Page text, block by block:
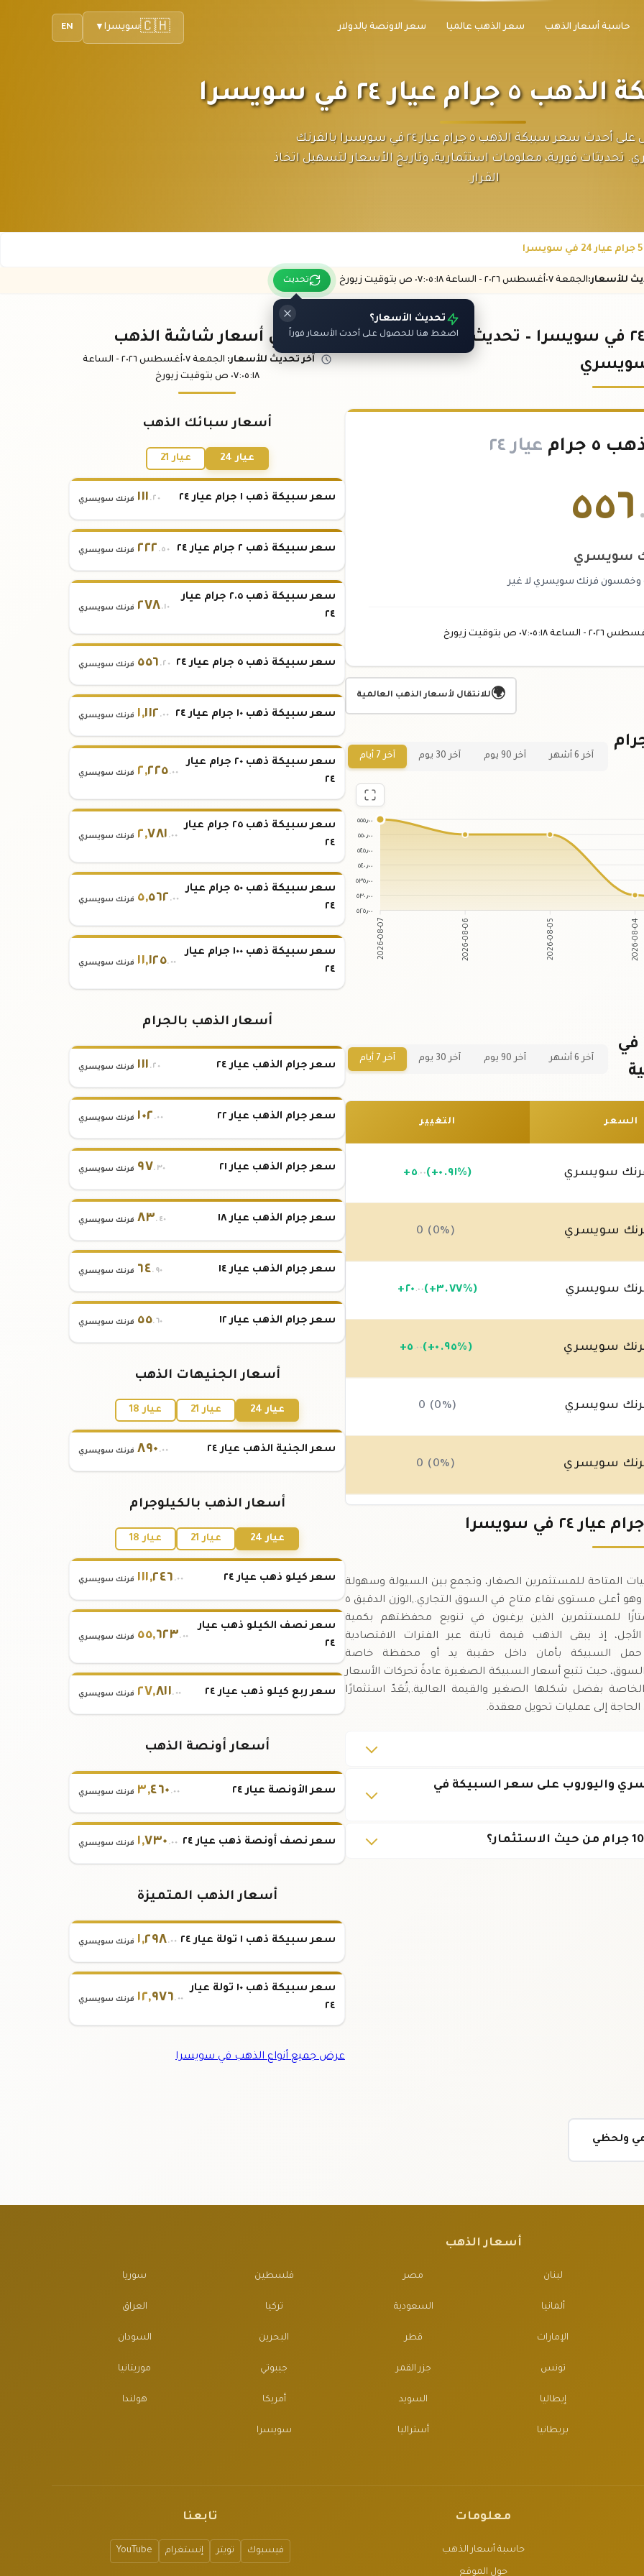
حاسبة أسعار الذهب سعر الذهب عالميا سعر الاونصة بالدولار EN 🇨🇭سويسرا ▼
عيار ٢٤ في سويسرا
احصل على أحدث سعر سبيكة الذهب ٥ جرام عيار ٢٤ في سويسرا بالفرنك
تحديثات فورية، معلومات استثمارية، وتاريخ الأسعار لتسهيل اتخاذ
القرار.
للأسعار:الجمعة ٠٧ أغسطس ٢٠٢٦ - الساعة :١٨ ص بتوقيت زيورخ تحديث
تحديث الأسعار؟
اضغط هنا للحصول على أحدث الأسعار فوراً
سعر سبيكة الذهب ٥ جرام عيار ٢٤ في سويسرا – تحديث فوري بالفرنك
جرام عيار ٢٤
٥٥٦
سويسري
فرنك سويسري لا غير
٢٠٢٦ - الساعة ٠٧:٠٥:١٨ ص بتوقيت زيورخ
🌍للانتقال لأسعار الذهب العالمية
لسعر سبيكة الذهب 5 جرام
آخر 6 أشهر آخر 90 يوم آخر 30 يوم آخر 7 أيام
٥٥٥٫٠٠
٥٥٠٫٠٠
٥٤٥٫٠٠
٥٤٠٫٠٠
٥٣٥٫٠٠
٥٣٠٫٠٠
٥٢٥٫٠٠
2026-08-07 2026-08-06 2026-08-05 2026-08-04
سعر سبيكة الذهب 5 جرام عيار 24 في
آخر 6 أشهر آخر 90 يوم آخر 30 يوم آخر 7 أيام
السعر التغيير
سويسري +٥ .٠٠ (+٠.٩١%)
سويسري 0 (0%)
سويسري +٢٠ .٠٠ (+٣.٧٧%)
سويسري +٥ .٠٠ (+٠.٩٥%)
سويسري 0 (0%)
سويسري 0 (0%)
سويسري
من أصغر الكميات المتاحة للمستثمرين الصغار، وتجمع بين السيولة وسهولة
التخزين.,العيار ٢٤ يعني نقاء ٩٩.٩٪ من الذهب الخالص، وهو أعلى مستوى نقاء متاح في السوق التجاري.,الوزن الدقيق ٥
خيارًا ممتازًا للمستثمرين الذين يرغبون في تنويع محفظتهم بكمية
إذ يبقى الذهب قيمة ثابتة عبر الفترات الاقتصادية
حمل السبيكة بأمان داخل حقيبة يد أو محفظة خاصة
حيث تتبع أسعار السبيكة الصغيرة عادةً تحركات الأسعار
الخاصة بفضل شكلها الصغير والقيمة العالية.,تُعَدّ استثمارًا
الحاجة إلى عمليات تحويل معقدة.
واليوروب على سعر السبيكة في
باقي أسعار شاشة الذهب
آخر تحديث للأسعار: الجمعة ٠٧ أغسطس ٢٠٢٦ -
الساعة
٠٧:٠٥:١٨ ص بتوقيت زيورخ
أسعار سبائك الذهب
عيار 24 عيار 21
سعر سبيكة ذهب ١ جرام عيار ٢٤ ١١١ .٢٠ فرنك سويسري
سعر سبيكة ذهب ٢ جرام عيار ٢٤ ٢٢٢ .٥٠ فرنك سويسري
سعر سبيكة ذهب ٢.٥ جرام عيار
٢٤
٢٧٨.١٠ فرنك سويسري
سعر سبيكة ذهب ٥ جرام عيار ٢٤ ٥٥٦ .٢٠ فرنك سويسري
سعر سبيكة ذهب ١٠ جرام عيار ٢٤ ١,١١٢ .٠٠ فرنك سويسري
سعر سبيكة ذهب ٢٠ جرام عيار
٢٤
٢,٢٢٥.٠٠ فرنك سويسري
سعر سبيكة ذهب ٢٥ جرام عيار
٢٤
٢,٧٨١ .٠٠ فرنك سويسري
سعر سبيكة ذهب ٥٠ جرام عيار
٢٤
٥,٥٦٢ .٠٠ فرنك سويسري
سعر سبيكة ذهب ١٠٠ جرام عيار
٢٤
١١,١٢٥.٠٠ فرنك سويسري
أسعار الذهب بالجرام
سعر جرام الذهب عيار ٢٤ ١١١ .٢٠ فرنك سويسري
سعر جرام الذهب عيار ٢٢ ١٠٢ .٠٠ فرنك سويسري
سعر جرام الذهب عيار ٢١ ٩٧.٣٠ فرنك سويسري
سعر جرام الذهب عيار ١٨ ٨٣.٤٠ فرنك سويسري
سعر جرام الذهب عيار ١٤ ٦٤.٩٠ فرنك سويسري
سعر جرام الذهب عيار ١٢ ٥٥.٦٠ فرنك سويسري
أسعار الجنيهات الذهب
عيار 24 عيار 21 عيار 18
سعر الجنية الذهب عيار ٢٤ ٨٩٠ .٠٠ فرنك سويسري
أسعار الذهب بالكيلوجرام
عيار 24 عيار 21 عيار 18
سعر كيلو ذهب عيار ٢٤ ١١١,٢٤٦ .٠٠ فرنك سويسري
سعر نصف الكيلو ذهب عيار
٢٤
٥٥,٦٢٣.٠٠ فرنك سويسري
سعر ربع كيلو ذهب عيار ٢٤ ٢٧,٨١١.٠٠ فرنك سويسري
أسعار أونصة الذهب
سعر الأونصة عيار ٢٤ ٣,٤٦٠ .٠٠ فرنك سويسري
سعر نصف أونصة ذهب عيار ٢٤ ١,٧٣٠ .٠٠ فرنك سويسري
أسعار الذهب المتميزة
سعر سبيكة ذهب ١ تولة عيار ٢٤ ١,٢٩٨.٠٠ فرنك سويسري
سعر سبيكة ذهب ١٠ تولة عيار
٢٤
١٢,٩٧٦.٠٠ فرنك سويسري
عرض جميع أنواع الذهب في سويسرا
ولحظي
أسعار الذهب
لبنان مصر فلسطين سوريا
ألمانيا السعودية تركيا العراق
الإمارات قطر البحرين السودان
تونس جزر القمر جيبوتي موريتانيا
إيطاليا السويد أمريكا هولندا
بريطانيا أستراليا سويسرا
معلومات
حاسبة أسعار الذهب
حول الموقع
تابعنا
فيسبوك تويتر إنستغرام YouTube